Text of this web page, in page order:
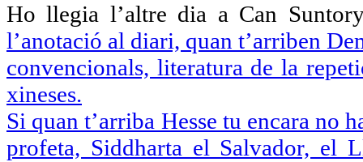
Ho llegia l’altre dia a Can
l’anotació al diari, quan t’arriben
convencionals, literatura de la
xineses.
Si quan t’arriba Hesse tu encara no
profeta, Siddharta el Salvador, el